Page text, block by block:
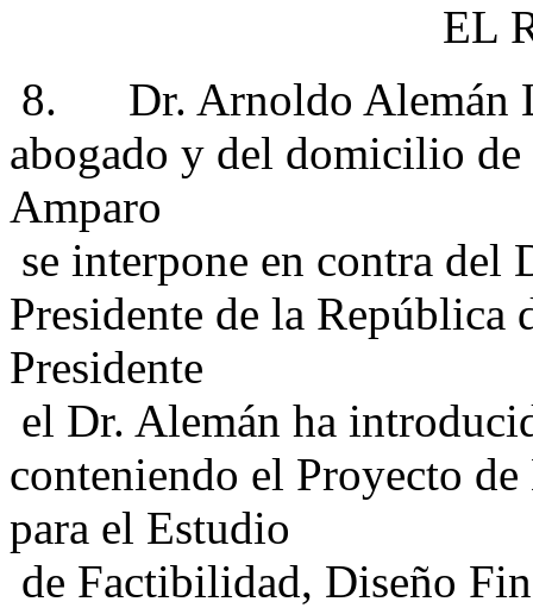
EL
8. Dr. Arnoldo Alemán
abogado y del domicilio de
Amparo
se interpone en contra del
Presidente de la República
Presidente
el Dr. Alemán ha
conteniendo el Proyecto
para el Estudio
de Factibilidad, Diseño